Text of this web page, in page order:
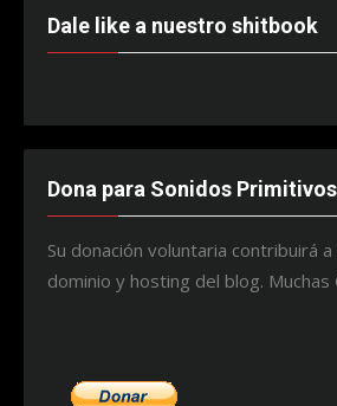
Dale like a nuestro shitbook
Dona para Sonidos Primitivos
Su donación voluntaria contribuirá
dominio y hosting del blog. Muchas